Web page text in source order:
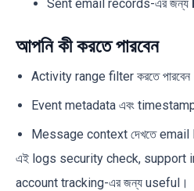
Sent email records-এর জন্য
আপনি কী করতে পারবেন
Activity range filter করতে পারবেন
Event metadata এবং timestamp
Message context দেখতে email
এই logs security check, support
account tracking-এর জন্য useful।